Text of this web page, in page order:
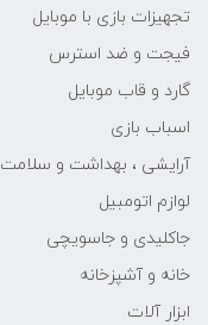
تجهیزات بازی با موبایل
فیجت و ضد استرس
گارد و قاب موبایل
اسباب بازی
آرایشی ، بهداشت و سلامت
لوازم اتومبیل
جاکلیدی و جاسویچی
خانه و آشپزخانه
ابزار آلات